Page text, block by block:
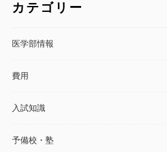
カテゴリー
医学部情報
費用
入試知識
予備校・塾